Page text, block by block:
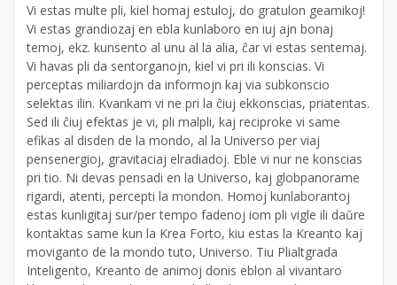
Vi estas multe pli, kiel homaj estuloj, do gratulon geamikoj!
Vi estas grandiozaj en ebla kunlaboro en iuj ajn bonaj
temoj, ekz. kunsento al unu al la alia, ĉar vi estas sentemaj.
Vi havas pli da sentorganojn, kiel vi pri ili konscias. Vi
perceptas miliardojn da informojn kaj via subkonscio
selektas ilin. Kvankam vi ne pri la ĉiuj ekkonscias, priatentas.
Sed ili ĉiuj efektas je vi, pli malpli, kaj reciproke vi same
efikas al disden de la mondo, al la Universo per viaj
pensenergioj, gravitaciaj elradiadoj. Eble vi nur ne konscias
pri tio. Ni devas pensadi en la Universo, kaj globpanorame
rigardi, atenti, percepti la mondon. Homoj kunlaborantoj
estas kunligitaj sur/per tempo fadenoj iom pli vigle ili daŭre
kontaktas same kun la Krea Forto, kiu estas la Kreanto kaj
moviganto de la mondo tuto, Universo. Tiu Plialtgrada
Inteligento, Kreanto de animoj donis eblon al vivantaro